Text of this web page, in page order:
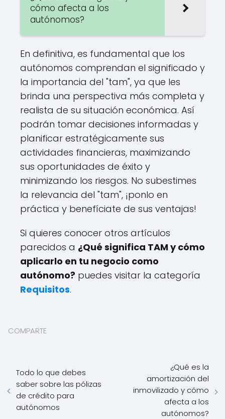
cómo afecta a los
autónomos?
En definitiva, es fundamental que los
autónomos comprendan el significado y
la importancia del "tam", ya que les
brinda una perspectiva más completa y
realista de su situación económica. Así
podrán tomar decisiones informadas y
planificar estratégicamente sus
actividades financieras, maximizando
sus oportunidades de éxito y
minimizando los riesgos. No subestimes
la relevancia del "tam", ¡ponlo en
práctica y benefíciate de sus ventajas!
Si quieres conocer otros artículos
parecidos a ¿Qué significa TAM y cómo
aplicarlo en tu negocio como
autónomo? puedes visitar la categoría
Requisitos.
COMPARTE
Todo lo que debes
saber sobre las pólizas
de crédito para
autónomos
¿Qué es la
amortización del
inmovilizado y cómo
afecta a los
autónomos?